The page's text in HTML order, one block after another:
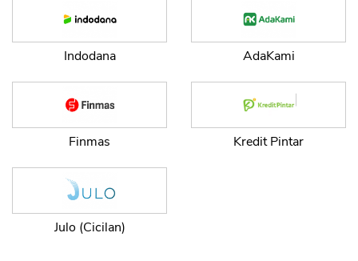
Indodana AdaKami
Finmas Kredit Pintar
Julo (Cicilan)